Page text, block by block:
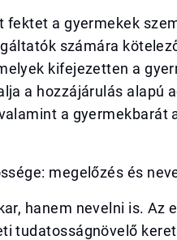
fektet a gyermekek
számára
kifejezetten a
a hozzájárulás alapú
a gyermekbarát
megelőzés és
hanem nevelni is. Az
tudatosságnövelő